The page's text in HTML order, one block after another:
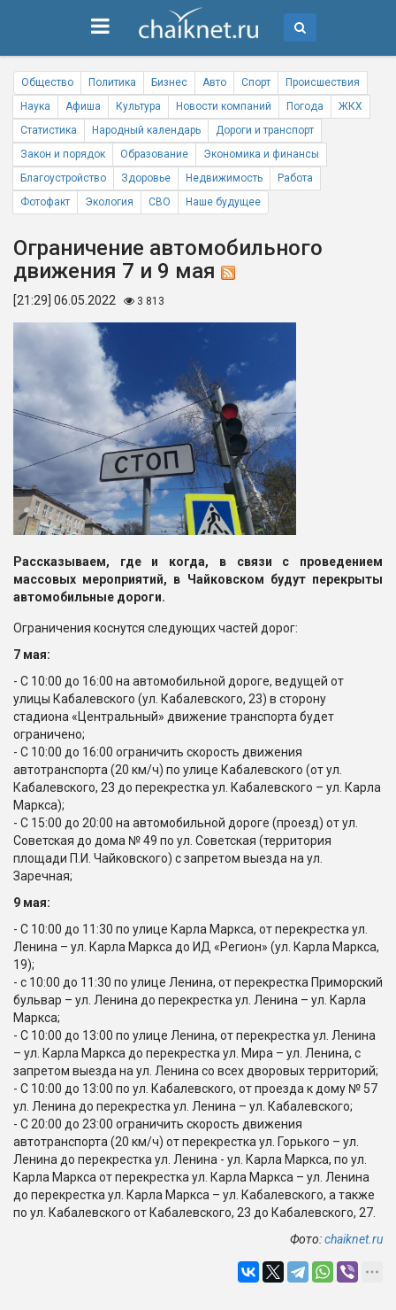
Общество Политика Бизнес Авто Спорт
Происшествия
Наука
Афиша Культура Новости компаний Погода
ЖКХ
Статистика
Народный календарь
Дороги и транспорт
Закон и порядок
Образование
Экономика и финансы
Благоустройство
Здоровье Недвижимость
Работа
Фотофакт
Экология СВО Наше будущее
Ограничение автомобильного
движения 7 и 9 мая
[21:29] 06.05.2022 3 813
Рассказываем, где и когда, в связи с проведением
массовых мероприятий, в Чайковском будут перекрыты
автомобильные дороги.
Ограничения коснутся следующих частей дорог:
7 мая:
- С 10:00 до 16:00 на автомобильной дороге, ведущей от
улицы Кабалевского (ул. Кабалевского, 23) в сторону
стадиона «Центральный» движение транспорта будет
ограничено;
- С 10:00 до 16:00 ограничить скорость движения
автотранспорта (20 км/ч) по улице Кабалевского (от ул.
Кабалевского, 23 до перекрестка ул. Кабалевского – ул. Карла
Маркса);
- С 15:00 до 20:00 на автомобильной дороге (проезд) от ул.
Советская до дома № 49 по ул. Советская (территория
площади П.И. Чайковского) с запретом выезда на ул.
Заречная;
9 мая:
- С 10:00 до 11:30 по улице Карла Маркса, от перекрестка ул.
Ленина – ул. Карла Маркса до ИД «Регион» (ул. Карла Маркса,
19);
- с 10:00 до 11:30 по улице Ленина, от перекрестка Приморский
бульвар – ул. Ленина до перекрестка ул. Ленина – ул. Карла
Маркса;
- С 10:00 до 13:00 по улице Ленина, от перекрестка ул. Ленина
– ул. Карла Маркса до перекрестка ул. Мира – ул. Ленина, с
запретом выезда на ул. Ленина со всех дворовых территорий;
- С 10:00 до 13:00 по ул. Кабалевского, от проезда к дому № 57
ул. Ленина до перекрестка ул. Ленина – ул. Кабалевского;
- С 20:00 до 23:00 ограничить скорость движения
автотранспорта (20 км/ч) от перекрестка ул. Горького – ул.
Ленина до перекрестка ул. Ленина - ул. Карла Маркса, по ул.
Карла Маркса от перекрестка ул. Карла Маркса – ул. Ленина
до перекрестка ул. Карла Маркса – ул. Кабалевского, а также
по ул. Кабалевского от Кабалевского, 23 до Кабалевского, 27.
Фото:chaiknet.ru